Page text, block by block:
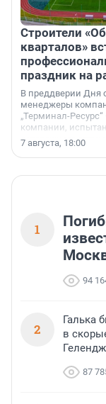
Строители
кварталов»
праздник на
В преддверии Дня
менеджеры
„Терминал-
компании,
осторожного
7 августа, 18:00
1
94
2
Галька
в
87